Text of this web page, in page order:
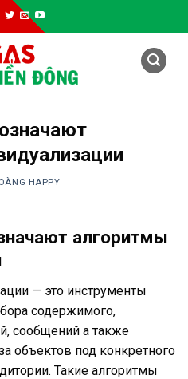
HAPPY
алгоритмы
— это инструменты
содержимого,
сообщений а также
объектов под конкретного
Такие алгоритмы